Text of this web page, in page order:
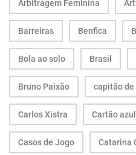
Arbitragem Feminina
Barreiras Benfica
Bola ao solo Brasil
Bruno Paixão capitão de
Carlos Xistra Cartão azul
Casos de Jogo Catarina